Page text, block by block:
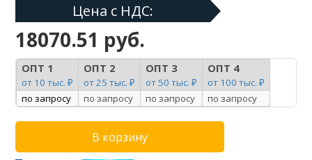
Цена с НДС:
18070.51 руб.
ОПТ 1
от 10 тыс. ₽
ОПТ 2
от 25 тыс. ₽
ОПТ 3
от 50 тыс. ₽
ОПТ 4
от 100 тыс. ₽
по запросу
по запросу по запросу по запросу